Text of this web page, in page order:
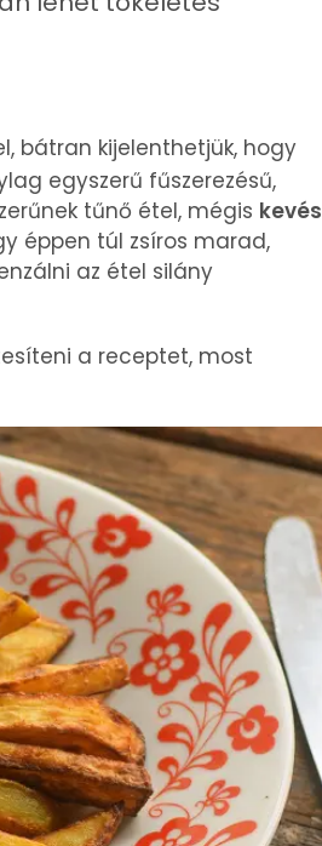
bátran kijelenthetjük, hogy
egyszerű fűszerezésű,
tűnő étel, mégis kevés
éppen túl zsíros marad,
az étel silány
a receptet, most